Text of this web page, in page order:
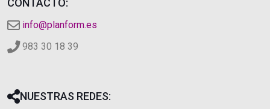
CONTACTO:
info@planform.es
983 30 18 39
NUESTRAS REDES: